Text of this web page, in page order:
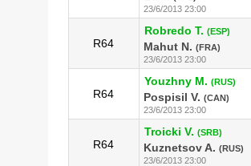
23/6/2013 23:00
R64
Robredo T. (ESP)
Mahut N. (FRA)
23/6/2013 23:00
R64
Youzhny M. (RUS)
Pospisil V. (CAN)
23/6/2013 23:00
R64
Troicki V. (SRB)
Kuznetsov A. (RUS)
23/6/2013 23:00